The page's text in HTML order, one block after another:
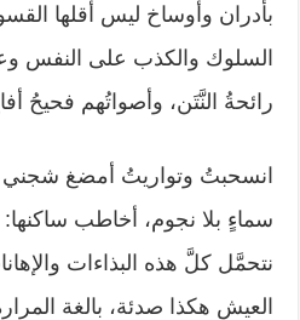
بأدران وأوساخ ليس أقلها
السلوك والكذب على النفس
رائحةُ النَّتَن، وأصواتُهم فحيحُ
انسحبتُ وتواريتُ أمضغ
سماءٍ بلا نجوم، أخاطب ساكنها:
نتحمَّل كلَّ هذه البذاءات
العيش هكذا صدئة، بالغة